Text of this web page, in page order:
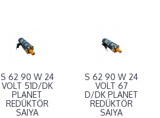
S 62 90 W 24
VOLT 51D/DK
PLANET
REDÜKTÖR
SAIYA
S 62 90 W 24
VOLT 67
D/DK PLANET
REDÜKTÖR
SAIYA